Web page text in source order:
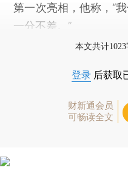
第一次亮相，他称，“
一分不差。”
本文共计
登录 后获取
财新通会员
可畅读全文